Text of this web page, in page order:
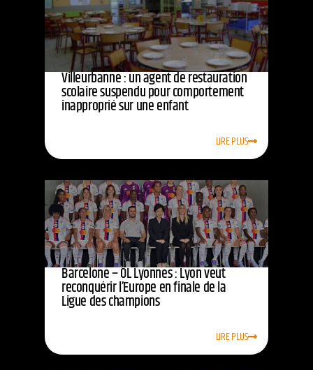
Villeurbanne : un agent de restauration
scolaire suspendu pour comportement
inapproprié sur une enfant
LIRE PLUS
Barcelone – OL Lyonnes : Lyon veut
reconquérir l’Europe en finale de la
Ligue des champions
LIRE PLUS